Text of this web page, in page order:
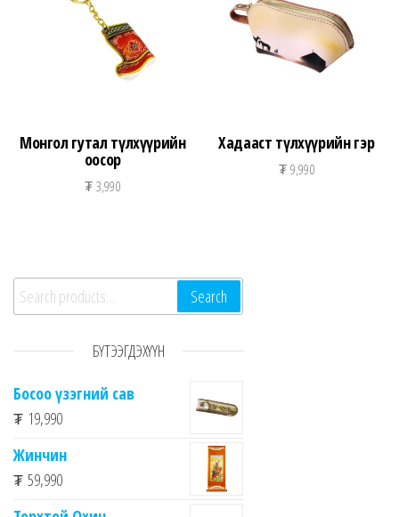
Монгол гутал түлхүүрийн
оосор
₮3,990
Хадааст түлхүүрийн гэр
₮9,990
Search for: Search
БҮТЭЭГДЭХҮҮН
Босоо үзэгний сав
₮ 19,990
Жинчин
₮ 59,990